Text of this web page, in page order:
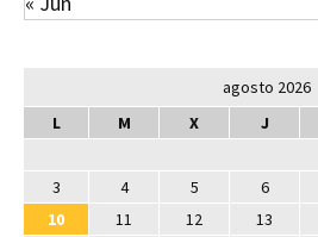
agosto 2026
L
M X J
3
4 5 6
10
11 12 13